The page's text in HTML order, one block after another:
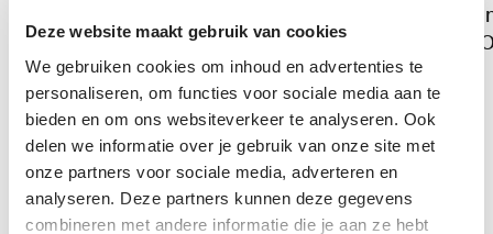
Deze website maakt gebruik van cookies
We gebruiken cookies om inhoud en advertenties te
personaliseren, om functies voor sociale media aan te
bieden en om ons websiteverkeer te analyseren. Ook
delen we informatie over je gebruik van onze site met
onze partners voor sociale media, adverteren en
analyseren. Deze partners kunnen deze gegevens
combineren met andere informatie die je aan ze hebt
Is found in